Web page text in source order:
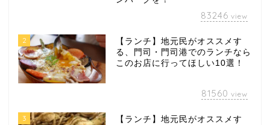
83246 view
2
【ランチ】地元民がオススメす
る、門司・門司港でのランチなら
このお店に行ってほしい10選！
81560 view
3
【ランチ】地元民がオススメす